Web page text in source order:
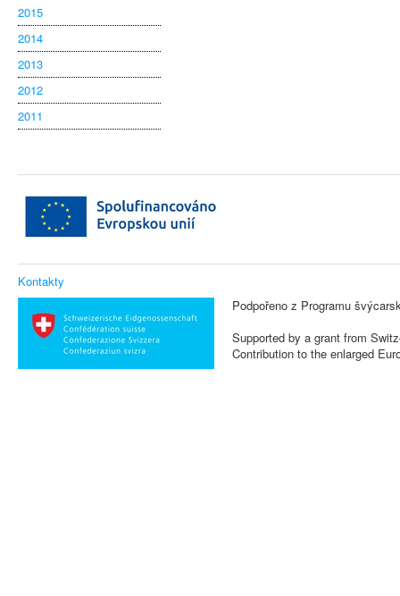
2015
2014
2013
2012
2011
Kontakty
Podpořeno z Programu
Supported by a grant from
Contribution to the enlarged